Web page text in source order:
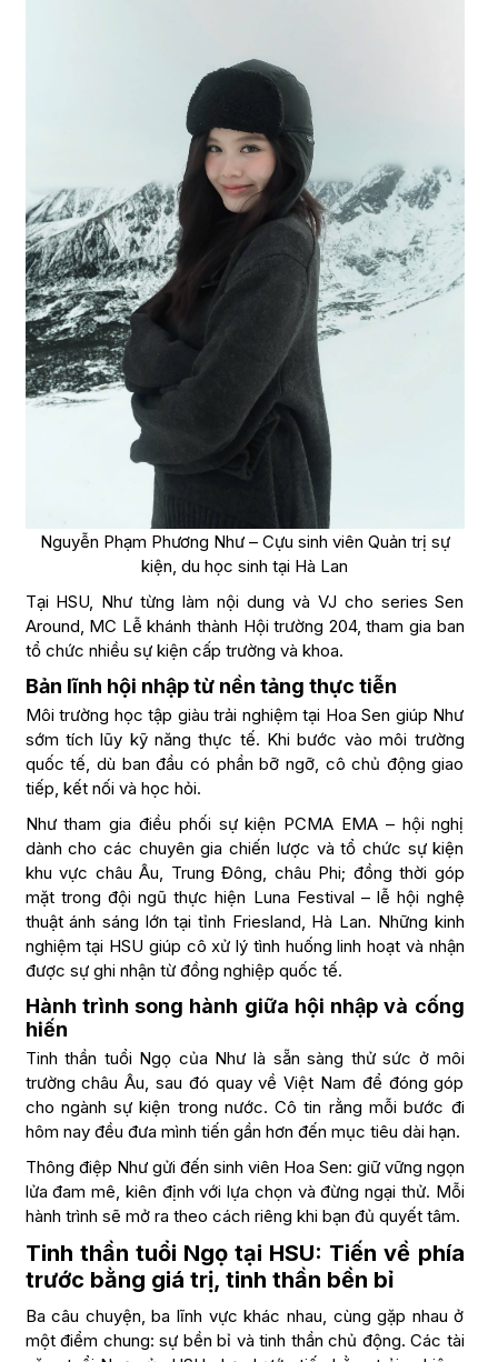
Nguyễn Phạm Phương Như – Cựu sinh viên Quản trị sự
kiện, du học sinh tại Hà Lan
Tại HSU, Như từng làm nội dung và VJ cho series Sen
Around, MC Lễ khánh thành Hội trường 204, tham gia ban
tổ chức nhiều sự kiện cấp trường và khoa.
Bản lĩnh hội nhập từ nền tảng thực tiễn
Môi trường học tập giàu trải nghiệm tại Hoa Sen giúp Như
sớm tích lũy kỹ năng thực tế. Khi bước vào môi trường
quốc tế, dù ban đầu có phần bỡ ngỡ, cô chủ động giao
tiếp, kết nối và học hỏi.
Như tham gia điều phối sự kiện PCMA EMA – hội nghị
dành cho các chuyên gia chiến lược và tổ chức sự kiện
khu vực châu Âu, Trung Đông, châu Phi; đồng thời góp
mặt trong đội ngũ thực hiện Luna Festival – lễ hội nghệ
thuật ánh sáng lớn tại tỉnh Friesland, Hà Lan. Những kinh
nghiệm tại HSU giúp cô xử lý tình huống linh hoạt và nhận
được sự ghi nhận từ đồng nghiệp quốc tế.
Hành trình song hành giữa hội nhập và cống
hiến
Tinh thần tuổi Ngọ của Như là sẵn sàng thử sức ở môi
trường châu Âu, sau đó quay về Việt Nam để đóng góp
cho ngành sự kiện trong nước. Cô tin rằng mỗi bước đi
hôm nay đều đưa mình tiến gần hơn đến mục tiêu dài hạn.
Thông điệp Như gửi đến sinh viên Hoa Sen: giữ vững ngọn
lửa đam mê, kiên định với lựa chọn và đừng ngại thử. Mỗi
hành trình sẽ mở ra theo cách riêng khi bạn đủ quyết tâm.
Tinh thần tuổi Ngọ tại HSU: Tiến về phía
trước bằng giá trị, tinh thần bền bỉ
Ba câu chuyện, ba lĩnh vực khác nhau, cùng gặp nhau ở
một điểm chung: sự bền bỉ và tinh thần chủ động. Các tài